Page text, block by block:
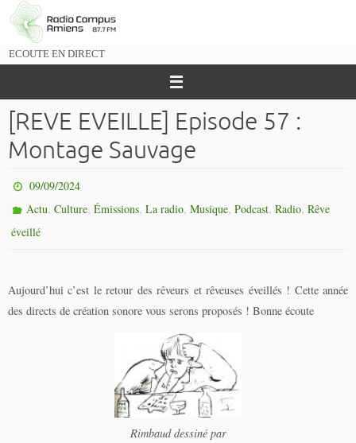
Passer
vers
ECOUTE EN DIRECT
[REVE EVEILLE] Episode 57 :
Montage Sauvage
09/09/2024
Actu,Culture,Émissions,La radio,Musique,Podcast,Radio,Rêve
éveillé
Aujourd’hui c’est le retour des rêveurs et rêveuses éveillés ! Cette année
des directs de création sonore vous serons proposés ! Bonne écoute
Rimbaud dessiné par